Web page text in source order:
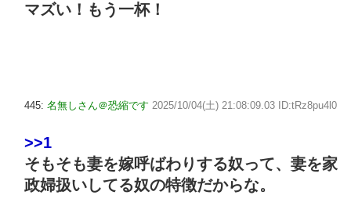
マズい！もう一杯！
445: 名無しさん＠恐縮です 2025/10/04(土) 21:08:09.03 ID:tRz8pu4l0
>>1
そもそも妻を嫁呼ばわりする奴って、妻を家
政婦扱いしてる奴の特徴だからな。